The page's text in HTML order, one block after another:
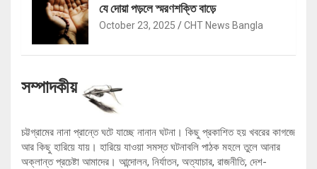
যে দোয়া পড়লে স্মরণশক্তি বাড়ে
October 23, 2025 CHT News Bangla
সম্পাদকীয়
চট্টগ্রামের নানা প্রান্তে ঘটে যাচ্ছে নানান ঘটনা। কিছু প্রকাশিত হয় খবরের কাগজে
আর কিছু হারিয়ে যায়। হারিয়ে যাওয়া সমস্ত ঘটনাবলি পাঠক মহলে তুলে আনার
অক্লান্ত প্রচেষ্টা আমাদের। আন্দোলন, নির্যাতন, অত্যাচার, রাজনীতি, দেশ-